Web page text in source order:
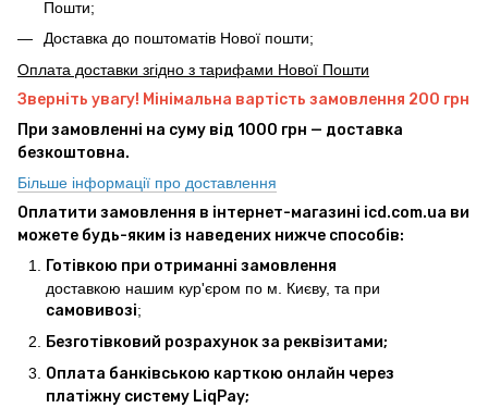
Пошти;
Доставка до поштоматів Нової пошти;
Оплата доставки згідно з тарифами Нової Пошти
Зверніть увагу! Мінімальна вартість замовлення 200 грн
При замовленні на суму від 1000 грн — доставка
безкоштовна.
Більше інформації про доставлення
Оплатити замовлення в інтернет-магазині icd.com.ua ви
можете будь-яким із наведених нижче способів:
Готівкою при отриманні замовлення
доставкою нашим кур'єром по м. Києву, та при
самовивозі;
Безготівковий розрахунок за реквізитами;
Оплата банківською карткою онлайн через
платіжну систему LiqPay;